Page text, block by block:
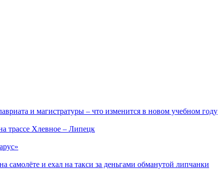
и магистратуры – что изменится в новом учебном году
трассе Хлевное – Липецк
самолёте и ехал на такси за деньгами обманутой липчанки